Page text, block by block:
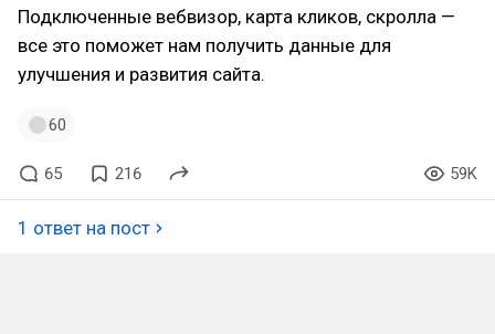
Подключенные вебвизор, карта кликов, скролла —
все это поможет нам получить данные для
улучшения и развития сайта.
60
65 216 59K
1 ответ на пост